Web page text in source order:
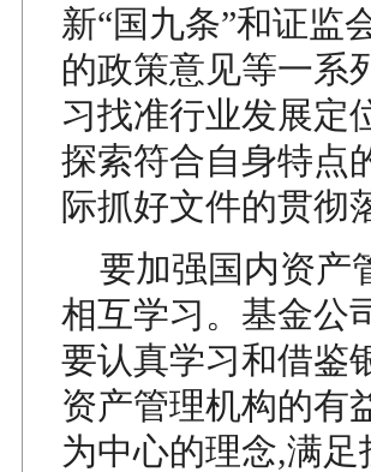
新“国九条”和证监
的政策意见等一系
习找准行业发展定
探索符合自身特点
际抓好文件的贯彻
要加强国内资产
相互学习。基金公
要认真学习和借鉴
资产管理机构的有
为中心的理念,满